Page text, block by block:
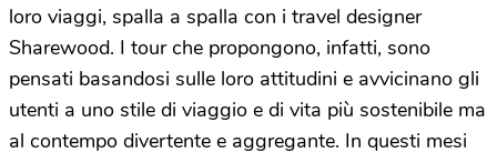
loro viaggi, spalla a spalla con i travel designer
Sharewood. I tour che propongono, infatti, sono
pensati basandosi sulle loro attitudini e avvicinano gli
utenti a uno stile di viaggio e di vita più sostenibile ma
al contempo divertente e aggregante. In questi mesi